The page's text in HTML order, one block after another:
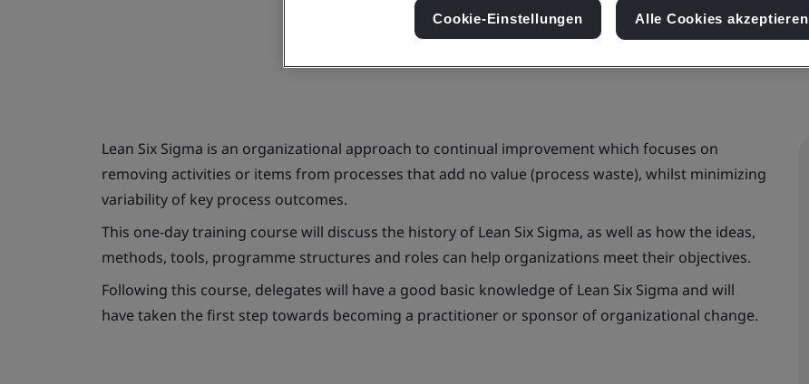
Lean Six Sigma is an organizational approach to continual improvement which focuses on
removing activities or items from processes that add no value (process waste), whilst minimizing
variability of key process outcomes.
This one-day training course will discuss the history of Lean Six Sigma, as well as how the ideas,
methods, tools, programme structures and roles can help organizations meet their objectives.
Following this course, delegates will have a good basic knowledge of Lean Six Sigma and will
have taken the first step towards becoming a practitioner or sponsor of organizational change.
Cookie-Einstellungen Alle Cookies akzeptieren